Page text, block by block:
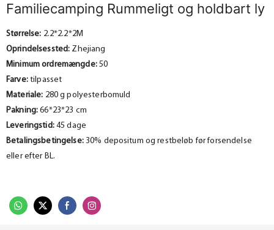
Familiecamping Rummeligt og holdbart ly
Størrelse: 2.2*2.2*2M
Oprindelsessted: Zhejiang
Minimum ordremængde:50
Farve:tilpasset
Materiale: 280 g polyesterbomuld
Pakning: 66*23*23 cm
Leveringstid:45 dage
Betalingsbetingelse:30% depositum og restbeløb før forsendelse
eller efter BL.